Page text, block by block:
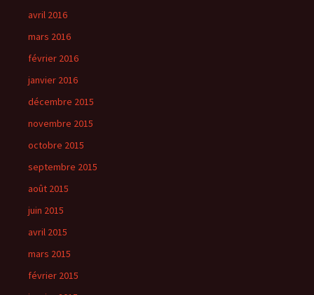
avril 2016
mars 2016
février 2016
janvier 2016
décembre 2015
novembre 2015
octobre 2015
septembre 2015
août 2015
juin 2015
avril 2015
mars 2015
février 2015